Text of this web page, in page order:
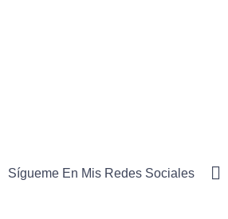
Sígueme En Mis Redes Sociales